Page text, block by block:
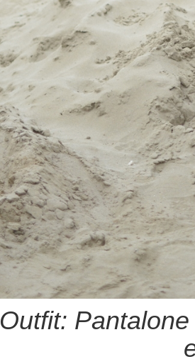
Outfit: